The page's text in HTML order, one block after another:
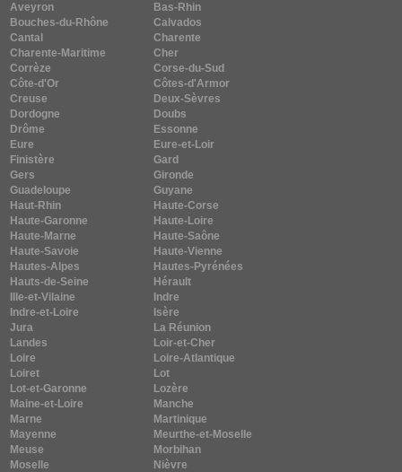
Aveyron
Bas-Rhin
Bouches-du-Rhône
Calvados
Cantal
Charente
Charente-Maritime
Cher
Corrèze
Corse-du-Sud
Côte-d'Or
Côtes-d'Armor
Creuse
Deux-Sèvres
Dordogne
Doubs
Drôme
Essonne
Eure
Eure-et-Loir
Finistère
Gard
Gers
Gironde
Guadeloupe
Guyane
Haut-Rhin
Haute-Corse
Haute-Garonne
Haute-Loire
Haute-Marne
Haute-Saône
Haute-Savoie
Haute-Vienne
Hautes-Alpes
Hautes-Pyrénées
Hauts-de-Seine
Hérault
Ille-et-Vilaine
Indre
Indre-et-Loire
Isère
Jura
La Réunion
Landes
Loir-et-Cher
Loire
Loire-Atlantique
Loiret
Lot
Lot-et-Garonne
Lozère
Maine-et-Loire
Manche
Marne
Martinique
Mayenne
Meurthe-et-Moselle
Meuse
Morbihan
Moselle
Nièvre